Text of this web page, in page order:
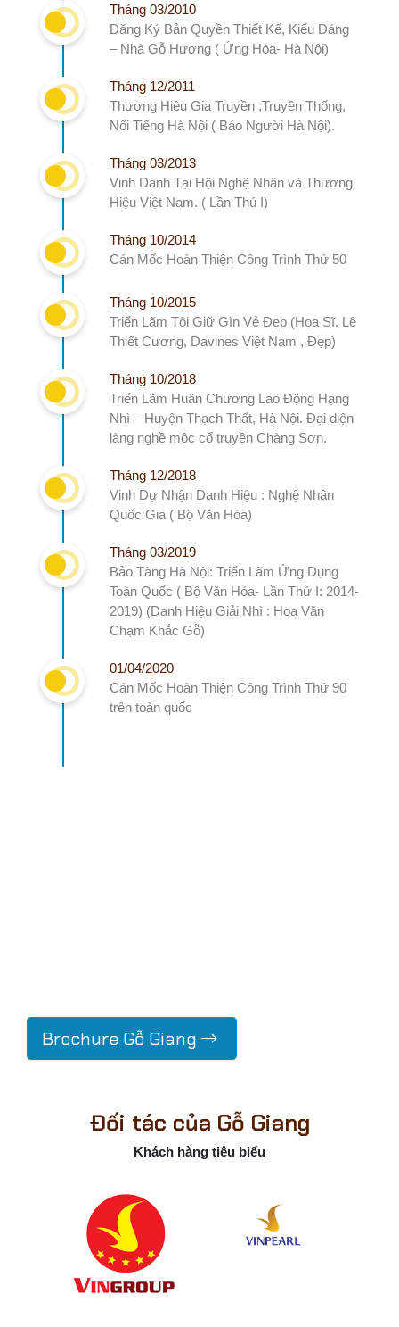
Tháng 03/2010
Đăng Ký Bản Quyền Thiết Kế, Kiểu Dáng
– Nhà Gỗ Hương ( Ứng Hòa- Hà Nội)
Tháng 12/2011
Thương Hiệu Gia Truyền ,Truyền Thống,
Nổi Tiếng Hà Nội ( Báo Người Hà Nội).
Tháng 03/2013
Vinh Danh Tại Hội Nghệ Nhân và Thương
Hiệu Việt Nam. ( Lần Thú I)
Tháng 10/2014
Cán Mốc Hoàn Thiện Công Trình Thứ 50
Tháng 10/2015
Triển Lãm Tôi Giữ Gìn Vẻ Đẹp (Họa Sĩ. Lê
Thiết Cương, Davines Việt Nam , Đẹp)
Tháng 10/2018
Triển Lãm Huân Chương Lao Động Hạng
Nhì – Huyện Thạch Thất, Hà Nội. Đại diện
làng nghề mộc cổ truyền Chàng Sơn.
Tháng 12/2018
Vinh Dự Nhận Danh Hiệu : Nghệ Nhân
Quốc Gia ( Bộ Văn Hóa)
Tháng 03/2019
Bảo Tàng Hà Nội: Triển Lãm Ứng Dụng
Toàn Quốc ( Bộ Văn Hóa- Lần Thứ I: 2014-
2019) (Danh Hiệu Giải Nhì : Hoa Văn
Chạm Khắc Gỗ)
01/04/2020
Cán Mốc Hoàn Thiện Công Trình Thứ 90
trên toàn quốc
Brochure Gỗ Giang
Đối tác của Gỗ Giang
Khách hàng tiêu biểu